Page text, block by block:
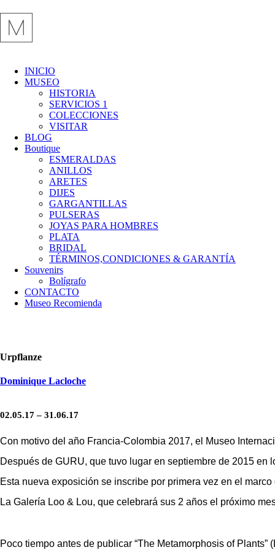
INICIO
MUSEO
HISTORIA
SERVICIOS 1
COLECCIONES
VISITAR
BLOG
Boutique
ESMERALDAS
ANILLOS
ARETES
DIJES
GARGANTILLAS
PULSERAS
JOYAS PARA HOMBRES
PLATA
BRIDAL
TÉRMINOS,CONDICIONES & GARANTÍA
Souvenirs
Bolígrafo
CONTACTO
Museo Recomienda
Urpflanze
Dominique Lacloche
02.05.17 – 31.06.17
Con motivo del año Francia-Colombia 2017, el Museo
Después de GURU, que tuvo lugar en septiembre de 2015
Esta nueva exposición se inscribe por primera vez en el
La Galería Loo & Lou, que celebrará sus 2 años el próximo
Poco tiempo antes de publicar “The Metamorphosis of Plants”